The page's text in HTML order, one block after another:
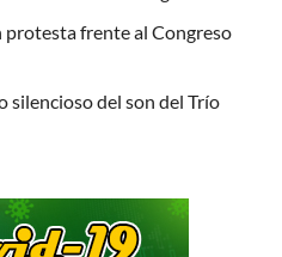
protesta frente al Congreso
silencioso del son del Trío